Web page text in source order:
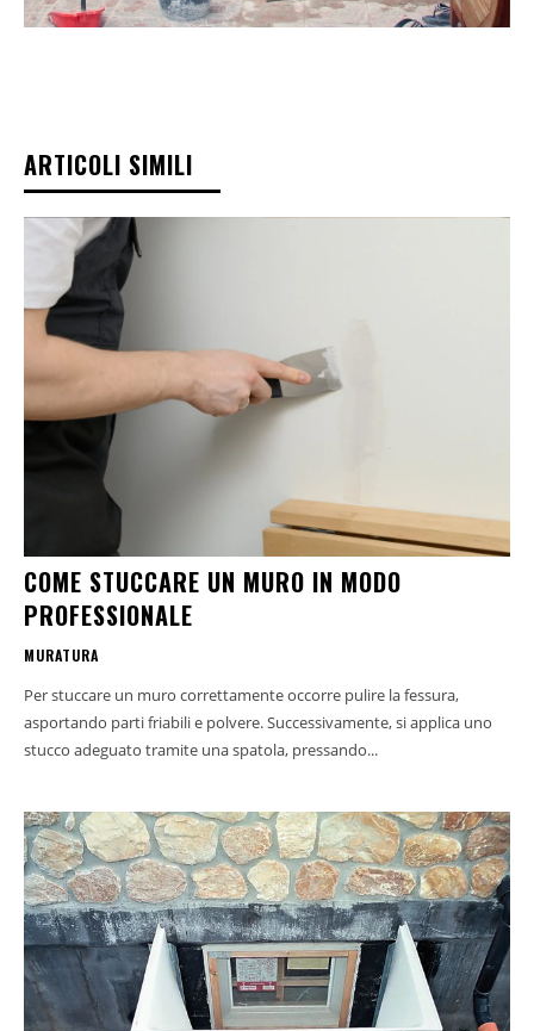
ARTICOLI SIMILI
COME STUCCARE UN MURO IN MODO
PROFESSIONALE
MURATURA
Per stuccare un muro correttamente occorre pulire la fessura,
asportando parti friabili e polvere. Successivamente, si applica uno
stucco adeguato tramite una spatola, pressando...